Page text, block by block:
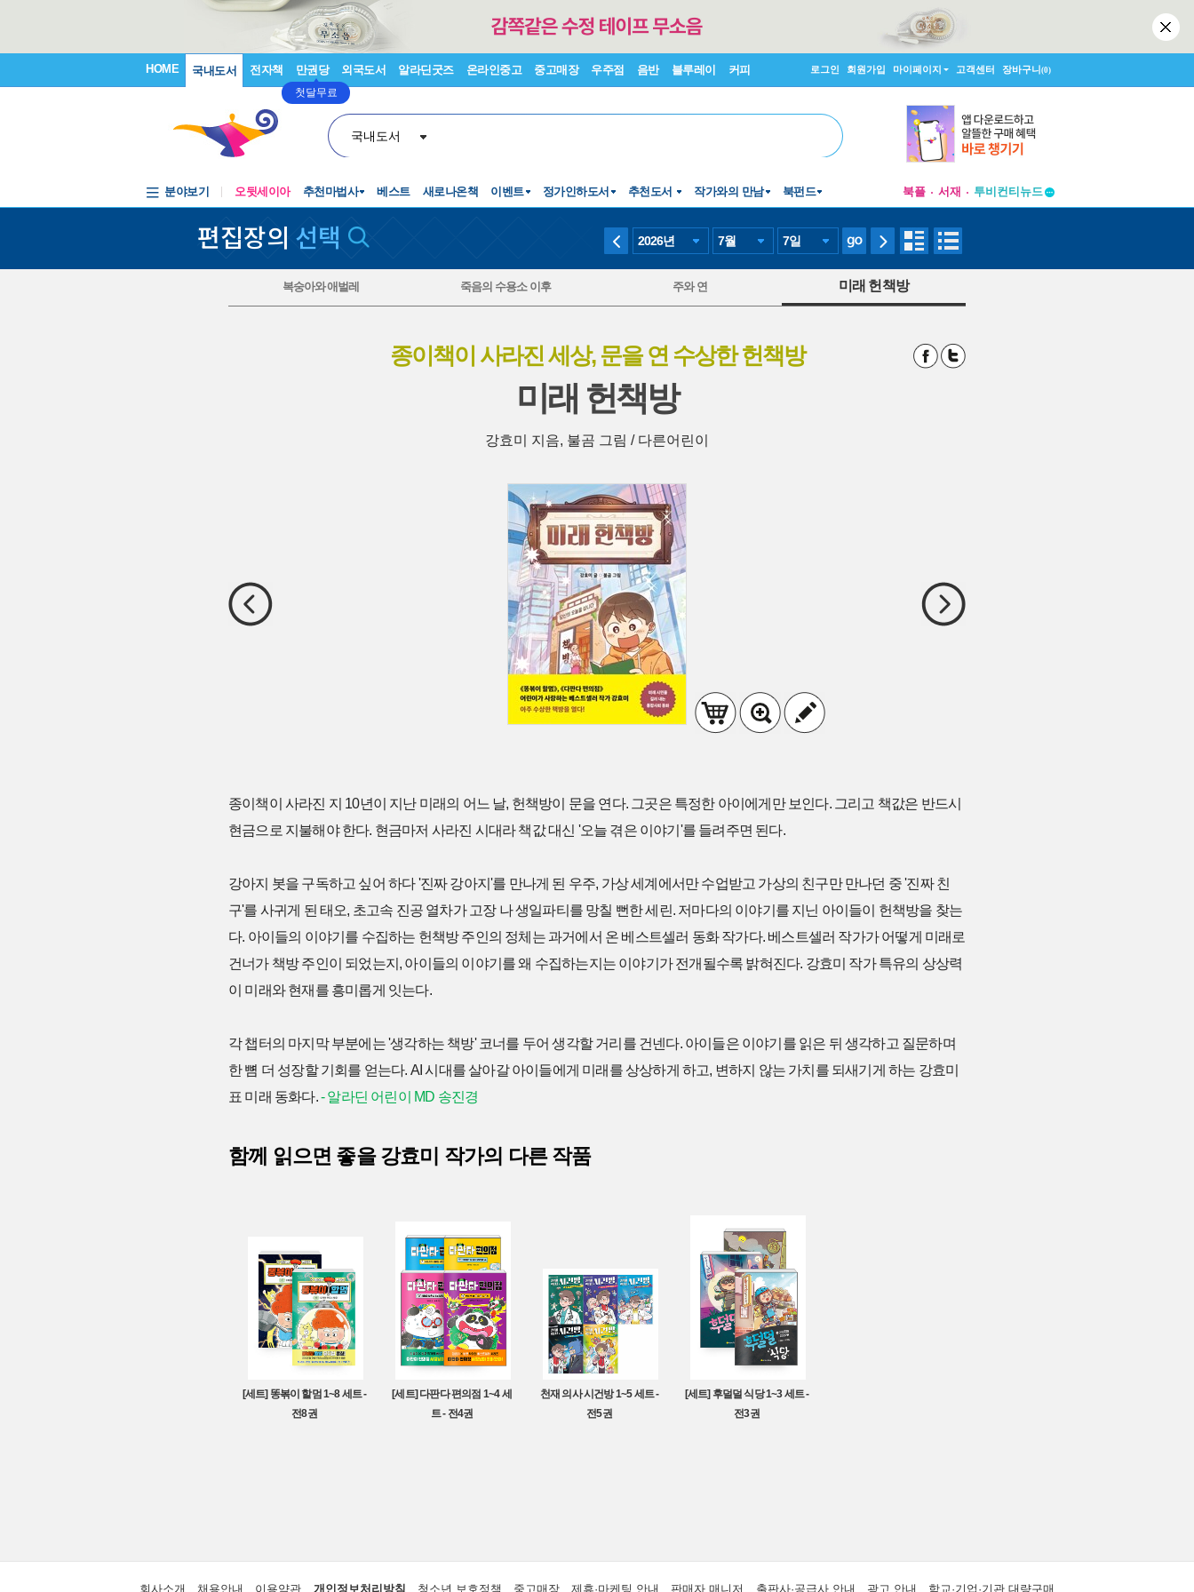
HOME 국내도서 전자책 만권당
첫달무료
외국도서 알라딘굿즈 온라인중고 중고매장 우주점 음반 블루레이 커피 로그인 회원가입 마이페이지 고객센터 장바구니(0)
국내도서
분야보기 오뒷세이아 추천마법사 베스트 새로나온책 이벤트 정가인하도서 추천도서 작가와의 만남 북펀드 북플 서재
투비컨티뉴드
편집장의 선택 2026년 7월 7일
복숭아와 애벌레 죽음의 수용소 이후 주와 연 미래 헌책방
종이책이 사라진 세상, 문을 연 수상한 헌책방
미래 헌책방
강효미 지음, 불곰 그림 / 다른어린이
종이책이 사라진 지 10년이 지난 미래의 어느 날, 헌책방이 문을 연다. 그곳은 특정한 아이에게만 보인다. 그리고 책값은 반드시
현금으로 지불해야 한다. 현금마저 사라진 시대라 책값 대신 '오늘 겪은 이야기'를 들려주면 된다.
강아지 봇을 구독하고 싶어 하다 '진짜 강아지'를 만나게 된 우주, 가상 세계에서만 수업받고 가상의 친구만 만나던 중 '진짜 친
구'를 사귀게 된 태오, 초고속 진공 열차가 고장 나 생일파티를 망칠 뻔한 세린. 저마다의 이야기를 지닌 아이들이 헌책방을 찾는
다. 아이들의 이야기를 수집하는 헌책방 주인의 정체는 과거에서 온 베스트셀러 동화 작가다. 베스트셀러 작가가 어떻게 미래로
건너가 책방 주인이 되었는지, 아이들의 이야기를 왜 수집하는지는 이야기가 전개될수록 밝혀진다. 강효미 작가 특유의 상상력
이 미래와 현재를 흥미롭게 잇는다.
각 챕터의 마지막 부분에는 '생각하는 책방' 코너를 두어 생각할 거리를 건넨다. 아이들은 이야기를 읽은 뒤 생각하고 질문하며
한 뼘 더 성장할 기회를 얻는다. AI 시대를 살아갈 아이들에게 미래를 상상하게 하고, 변하지 않는 가치를 되새기게 하는 강효미
표 미래 동화다.- 알라딘 어린이 MD 송진경
함께 읽으면 좋을 강효미 작가의 다른 작품
[세트] 똥볶이 할멈 1~8 세트 -
전8권
[세트] 다판다 편의점 1~4 세
트 - 전4권
천재 의사 시건방 1~5 세트 -
전5권
[세트] 후덜덜 식당 1~3 세트 -
전3권
회사소개 채용안내 이용약관 개인정보처리방침 청소년 보호정책 중고매장 제휴·마케팅 안내 판매자 매니저 출판사·공급사 안내 광고 안내 학교·기업·기관 대량구매